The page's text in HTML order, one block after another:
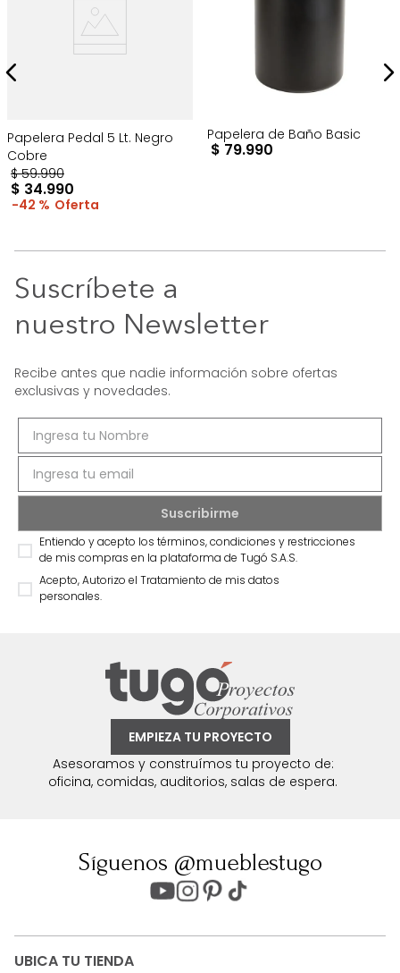
Papelera Pedal 5 Lt. Negro
Cobre
$ 59.990
$ 34.990
42 %
Papelera de Baño Basic
$ 79.990
Suscríbete a
nuestro Newsletter
Recibe antes que nadie información sobre ofertas
exclusivas y novedades.
Entiendo y acepto los términos, condiciones y restricciones
de mis compras en la plataforma de Tugó S.A.S.
Acepto, Autorizo el Tratamiento de mis datos
personales.
EMPIEZA TU PROYECTO
Asesoramos y construímos tu proyecto de:
oficina, comidas, auditorios, salas de espera.
Síguenos @mueblestugo
UBICA TU TIENDA